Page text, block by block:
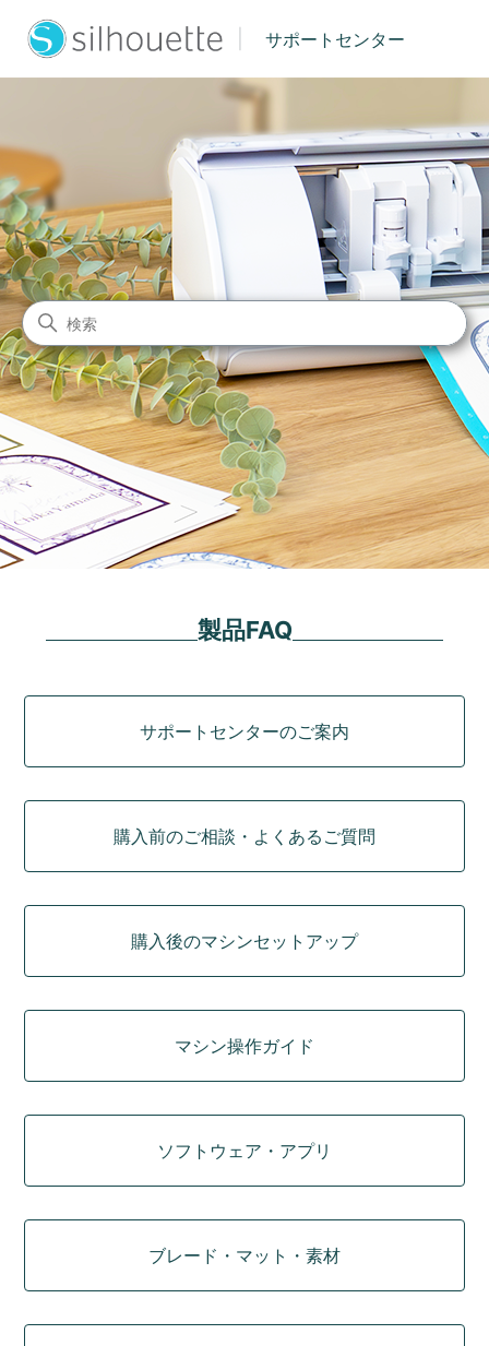
サポートセンター
シルエットジャパン サポート
検索
製品FAQ
サポートセンターのご案内
購入前のご相談・よくあるご質問
購入後のマシンセットアップ
マシン操作ガイド
ソフトウェア・アプリ
ブレード・マット・素材